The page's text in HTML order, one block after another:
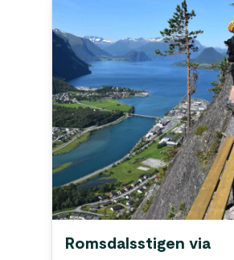
Romsdalsstigen via